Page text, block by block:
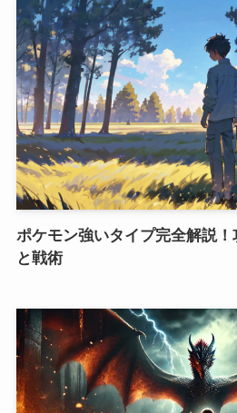
ポケモン強いタイプ完全解説
と戦術